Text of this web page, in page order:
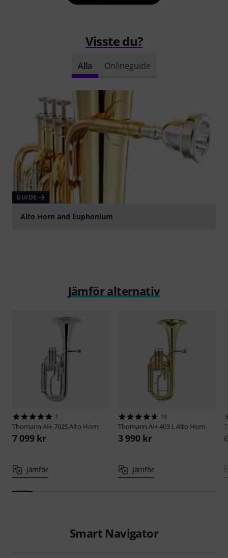
Visste du?
Alla Onlineguide
GUIDE
Alto Horn and Euphonium
Jämför alternativ
1
ThomannAH-702S Alto Horn
7 099 kr
Jämför
18
ThomannAH 403 L Alto Horn
3 990 kr
Jämför
Smart Navigator